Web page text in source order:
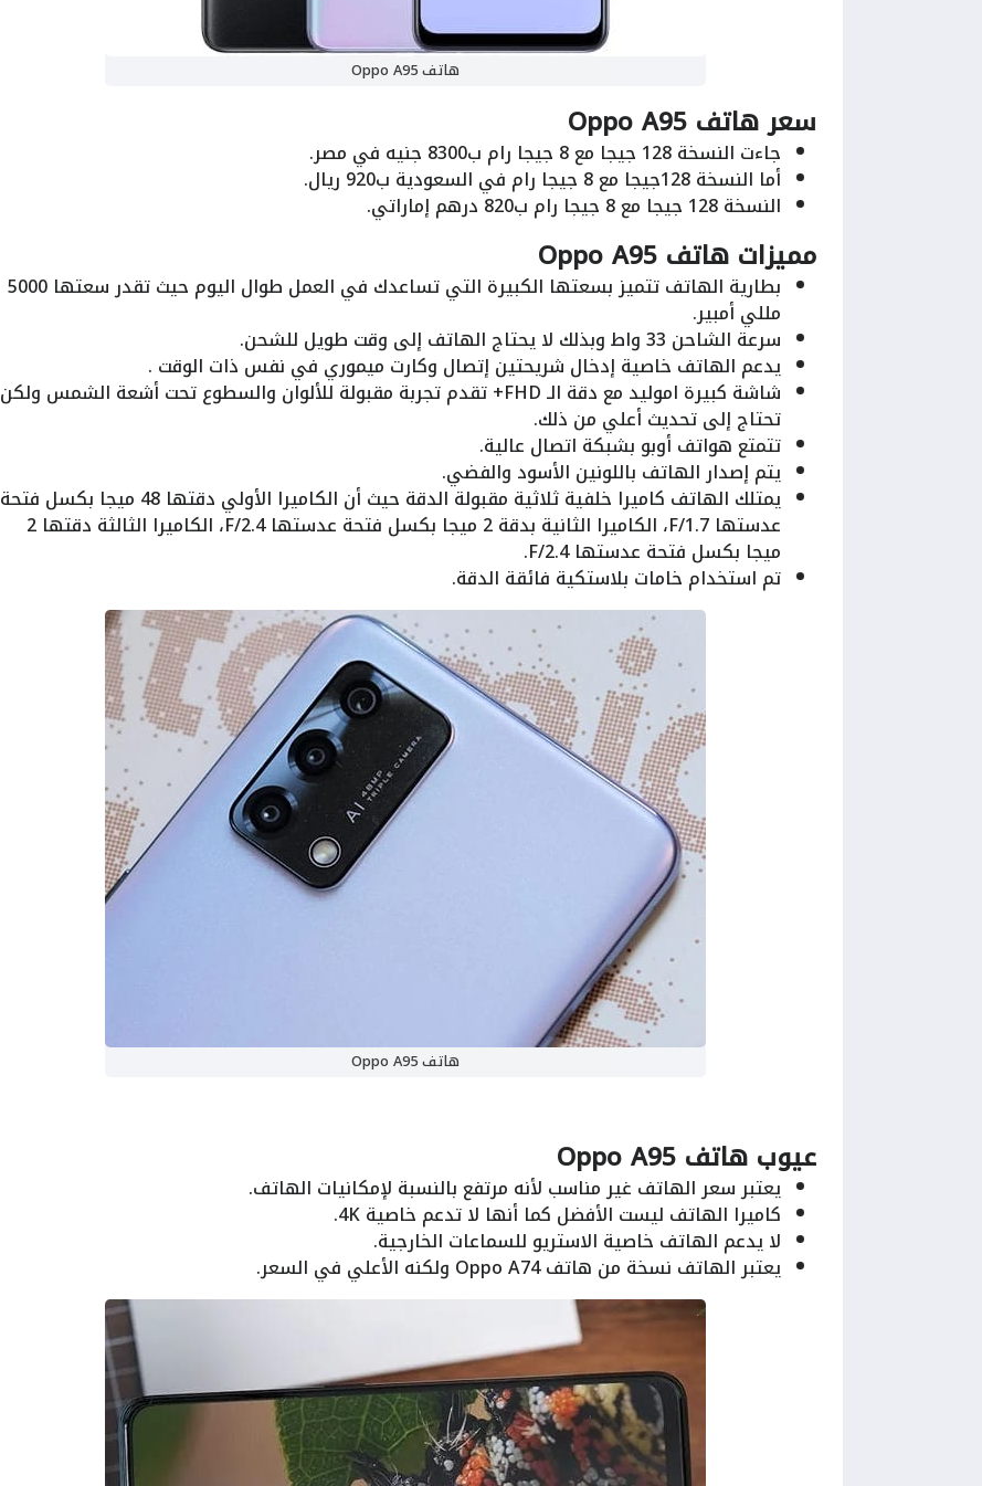
هاتف Oppo A95
سعر هاتف Oppo A95
جاءت النسخة 128 جيجا مع 8 جيجا رام ب8300 جنيه في مصر.
أما النسخة 128جيجا مع 8 جيجا رام في السعودية ب920 ريال.
النسخة 128 جيجا مع 8 جيجا رام ب820 درهم إماراتي.
مميزات هاتف Oppo A95
بطارية الهاتف تتميز بسعتها الكبيرة التي تساعدك في العمل طوال اليوم حيث تقدر سعتها 5000
مللي أمبير.
سرعة الشاحن 33 واط وبذلك لا يحتاج الهاتف إلى وقت طويل للشحن.
يدعم الهاتف خاصية إدخال شريحتين إتصال وكارت ميموري في نفس ذات الوقت .
شاشة كبيرة اموليد مع دقة الـ FHD+ تقدم تجربة مقبولة للألوان والسطوع تحت أشعة الشمس ولكن
تحتاج إلى تحديث أعلي من ذلك.
تتمتع هواتف أوبو بشبكة اتصال عالية.
يتم إصدار الهاتف باللونين الأسود والفضي.
يمتلك الهاتف كاميرا خلفية ثلاثية مقبولة الدقة حيث أن الكاميرا الأولي دقتها 48 ميجا بكسل فتحة
عدستها 1.7/F، الكاميرا الثانية بدقة 2 ميجا بكسل فتحة عدستها 2.4/F، الكاميرا الثالثة دقتها 2
ميجا بكسل فتحة عدستها 2.4/F.
تم استخدام خامات بلاستكية فائقة الدقة.
هاتف Oppo A95
عيوب هاتف Oppo A95
يعتبر سعر الهاتف غير مناسب لأنه مرتفع بالنسبة لإمكانيات الهاتف.
كاميرا الهاتف ليست الأفضل كما أنها لا تدعم خاصية 4K.
لا يدعم الهاتف خاصية الاستريو للسماعات الخارجية.
يعتبر الهاتف نسخة من هاتف Oppo A74 ولكنه الأعلي في السعر.